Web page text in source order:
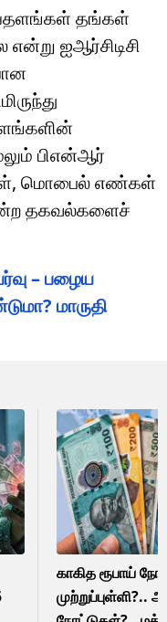
தங்கள்
என்று ஐஆர்சிடிசி
பிஎன்ஆர்
மொபைல் எண்கள்
தகவல்களைச்
– பழைய
மாருதி
காகித ரூபாய்
முற்றுப்புள்ளி?..